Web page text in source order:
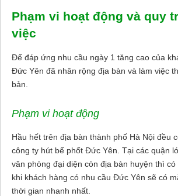
Phạm vi hoạt động và quy
việc
Để đáp ứng nhu cầu ngày 1 tăng cao của
Đức Yên đã nhân rộng địa bàn và làm việc
bản.
Phạm vi hoạt động
Hầu hết trên địa bàn thành phố Hà Nội đều
công ty hút bể phốt Đức Yên. Tại các quận
văn phòng đại diện còn địa bàn huyện thì có
khi khách hàng có nhu cầu Đức Yên sẽ có
thời gian nhanh nhất.